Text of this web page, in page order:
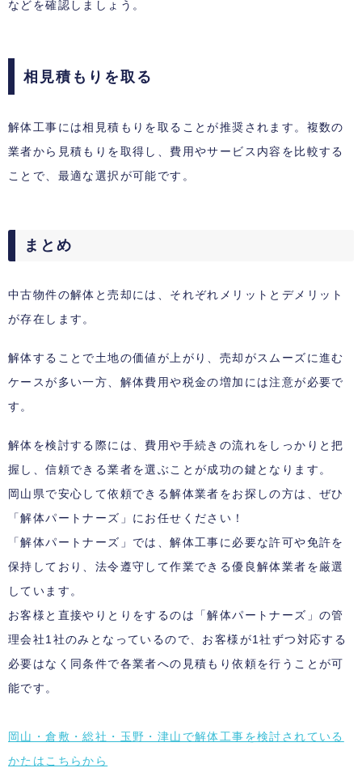
などを確認しましょう。
相見積もりを取る
解体工事には相見積もりを取ることが推奨されます。複数の
業者から見積もりを取得し、費用やサービス内容を比較する
ことで、最適な選択が可能です。
まとめ
中古物件の解体と売却には、それぞれメリットとデメリット
が存在します。
解体することで土地の価値が上がり、売却がスムーズに進む
ケースが多い一方、解体費用や税金の増加には注意が必要で
す。
解体を検討する際には、費用や手続きの流れをしっかりと把
握し、信頼できる業者を選ぶことが成功の鍵となります。
岡山県で安心して依頼できる解体業者をお探しの方は、ぜひ
「解体パートナーズ」にお任せください！
「解体パートナーズ」では、解体工事に必要な許可や免許を
保持しており、法令遵守して作業できる優良解体業者を厳選
しています。
お客様と直接やりとりをするのは「解体パートナーズ」の管
理会社1社のみとなっているので、お客様が1社ずつ対応する
必要はなく同条件で各業者への見積もり依頼を行うことが可
能です。
岡山・倉敷・総社・玉野・津山で解体工事を検討されている
かたはこちらから